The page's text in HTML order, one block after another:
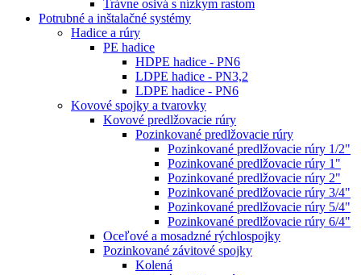
Trávne osivá s nízkym rastom
Potrubné a inštalačné systémy
Hadice a rúry
PE hadice
HDPE hadice - PN6
LDPE hadice - PN3,2
LDPE hadice - PN6
Kovové spojky a tvarovky
Kovové predlžovacie rúry
Pozinkované predlžovacie rúry
Pozinkované predlžovacie rúry 1/2"
Pozinkované predlžovacie rúry 1"
Pozinkované predlžovacie rúry 2"
Pozinkované predlžovacie rúry 3/4"
Pozinkované predlžovacie rúry 5/4"
Pozinkované predlžovacie rúry 6/4"
Oceľové a mosadzné rýchlospojky
Pozinkované závitové spojky
Kolená